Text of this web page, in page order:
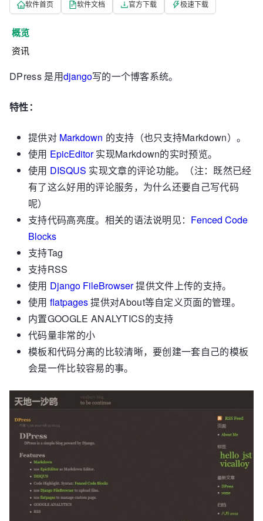
软件首页 软件文档 官方下载 极速下载
概览
资讯
DPress 是用django写的一个博客系统。
特性：
提供对 Markdown 的支持（也只支持Markdown）。
使用 EpicEditor实现Markdown的实时预览。
使用 DISQUS 实现文章的评论功能。（注：既然已经
有了这么好用的评论服务，为什么还要自己写代码
呢）
支持代码高亮度。相关的语法说明见： Fenced Code
Blocks
支持Tag
支持RSS
使用 Django FileBrowser提供文件上传的支持。
使用 flatpages提供对About等自定义页面的管理。
内置GOOGLE ANALYTICS的支持
代码量非常的小
模板和代码分离的比较清晰，要创建一套自己的模板
会是一件比较容易的事。